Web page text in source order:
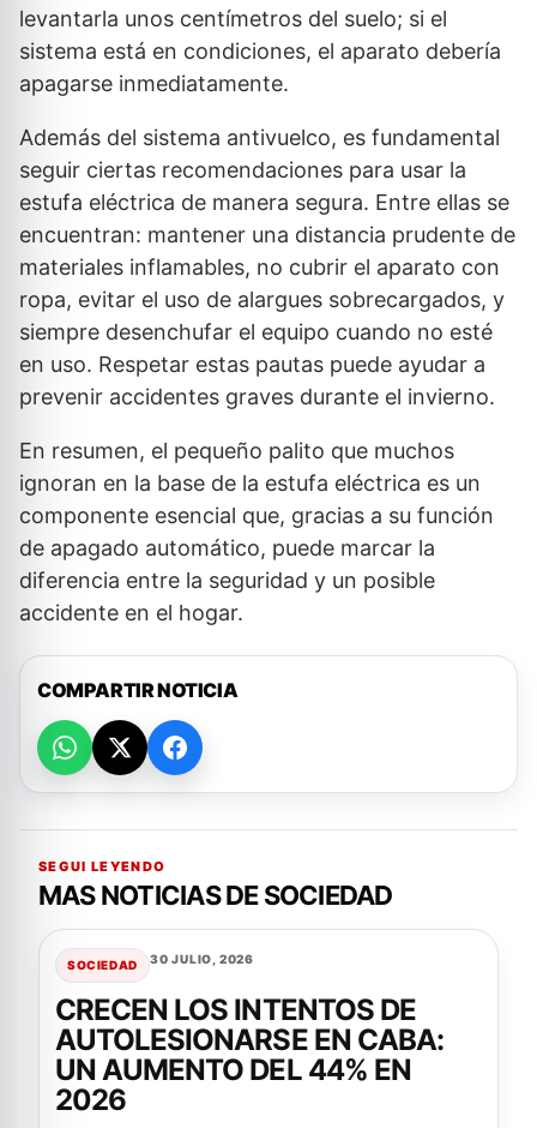
levantarla unos centímetros del suelo; si el
sistema está en condiciones, el aparato debería
apagarse inmediatamente.
Además del sistema antivuelco, es fundamental
seguir ciertas recomendaciones para usar la
estufa eléctrica de manera segura. Entre ellas se
encuentran: mantener una distancia prudente de
materiales inflamables, no cubrir el aparato con
ropa, evitar el uso de alargues sobrecargados, y
siempre desenchufar el equipo cuando no esté
en uso. Respetar estas pautas puede ayudar a
prevenir accidentes graves durante el invierno.
En resumen, el pequeño palito que muchos
ignoran en la base de la estufa eléctrica es un
componente esencial que, gracias a su función
de apagado automático, puede marcar la
diferencia entre la seguridad y un posible
accidente en el hogar.
COMPARTIR NOTICIA
SEGUI LEYENDO
MAS NOTICIAS DE SOCIEDAD
SOCIEDAD 30 JULIO, 2026
CRECEN LOS INTENTOS DE
AUTOLESIONARSE EN CABA:
UN AUMENTO DEL 44% EN
2026